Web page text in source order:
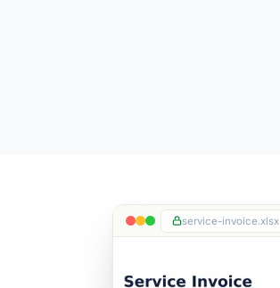
service-invoice.xlsx